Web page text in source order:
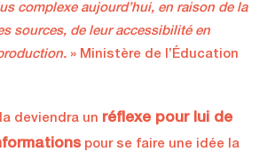
complexe aujourd’hui, en raison de la
sources, de leur accessibilité en
» Ministère de l’Éducation
deviendra un réflexe pour lui de
pour se faire une idée la